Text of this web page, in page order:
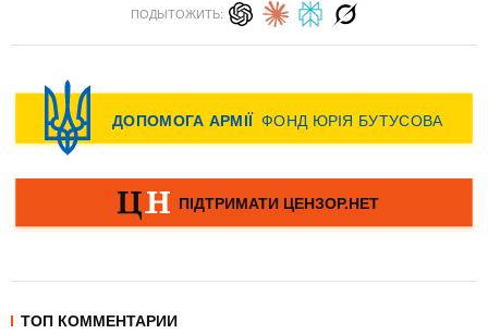
ПОДЫТОЖИТЬ:
ТОП КОММЕНТАРИИ